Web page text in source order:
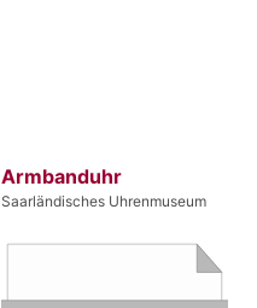
Armbanduhr
Saarländisches Uhrenmuseum